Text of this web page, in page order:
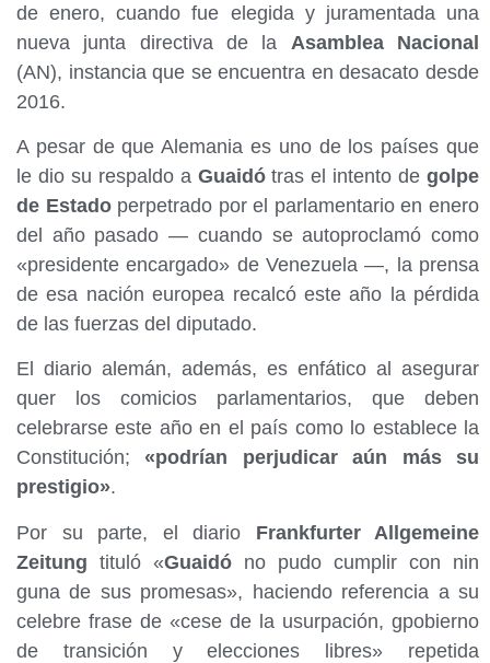
de enero, cuando fue elegida y juramentada una
nueva junta directiva de la Asamblea Nacional
(AN), instancia que se encuentra en desacato desde
2016.
A pesar de que Alemania es uno de los países que
le dio su respaldo a Guaidótras el intento de golpe
de Estadoperpetrado por el parlamentario en enero
del año pasado — cuando se autoproclamó como
«presidente encargado» de Venezuela —, la prensa
de esa nación europea recalcó este año la pérdida
de las fuerzas del diputado.
El diario alemán, además, es enfático al asegurar
quer los comicios parlamentarios, que deben
celebrarse este año en el país como lo establece la
Constitución; «podrían perjudicar aún más su
prestigio».
Por su parte, el diario Frankfurter Allgemeine
Zeitung tituló «Guaidó no pudo cumplir con nin
guna de sus promesas», haciendo referencia a su
celebre frase de «cese de la usurpación, gpobierno
de transición y elecciones libres» repetida